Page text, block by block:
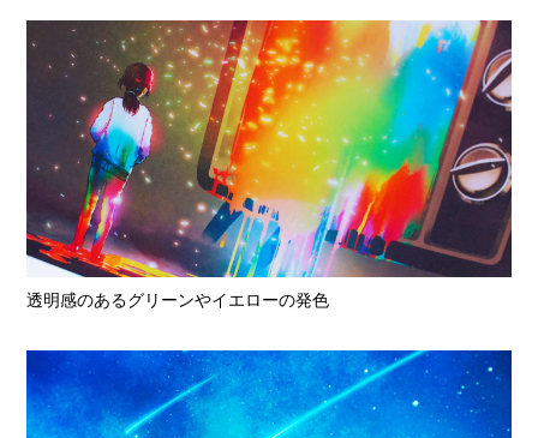
透明感のあるグリーンやイエローの発色